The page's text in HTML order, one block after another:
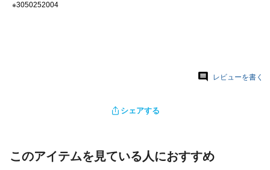
※3050252004
レビューを書く
シェアする
このアイテムを見ている人におすすめ